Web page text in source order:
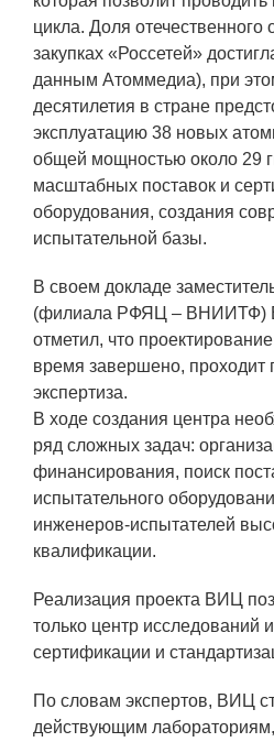
Интеллектуальная
Семинар
ЯТЦ»
Препринты
Зимняя школа по
плотностей энергий
Молодежная научно-
Технологии. Развитие»
ПРОДУКЦИЯ И
ДПО и ПО
профессиональное
профессиональное
Лазерные технологии
Каталог гражданской
Технологии
Цифровые продукты
Системы безопасности
цикла. Доля отечественного
закупках «Россетей»
данным Атоммедиа), при
десятилетия в стране
эксплуатацию 38 новых
общей мощностью около 29
масштабных поставок и
оборудования, создания
испытательной базы.
В своем докладе
(филиала РФЯЦ – ВНИИТФ)
отметил, что
время завершено, проходит
экспертиза.
В ходе создания центра
ряд сложных задач:
финансирования, поиск
испытательного
инженеров-испытателей
квалификации.
Реализация проекта ВИЦ
только центр исследований
сертификации и
По словам экспертов, ВИЦ
действующим лабораториям,